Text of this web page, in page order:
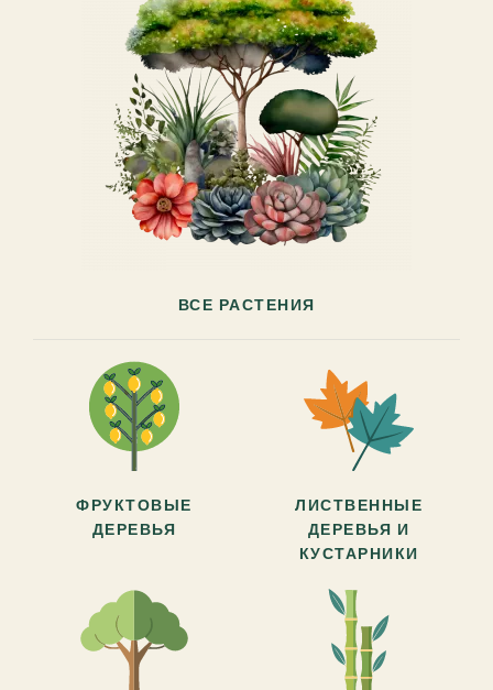
ВСЕ РАСТЕНИЯ
ФРУКТОВЫЕ
ДЕРЕВЬЯ
ЛИСТВЕННЫЕ
ДЕРЕВЬЯ И
КУСТАРНИКИ